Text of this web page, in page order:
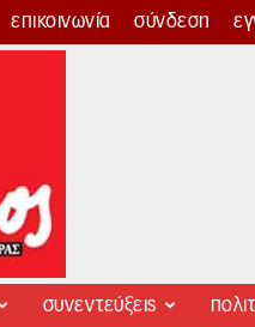
επικοινωνία σύνδεση
συνεντεύξεις